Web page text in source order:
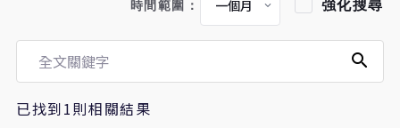
時間範圍： 強化搜尋
已找到1則相關結果